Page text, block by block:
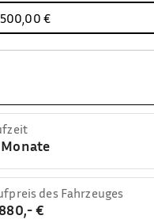
€
des Fahrzeuges
€